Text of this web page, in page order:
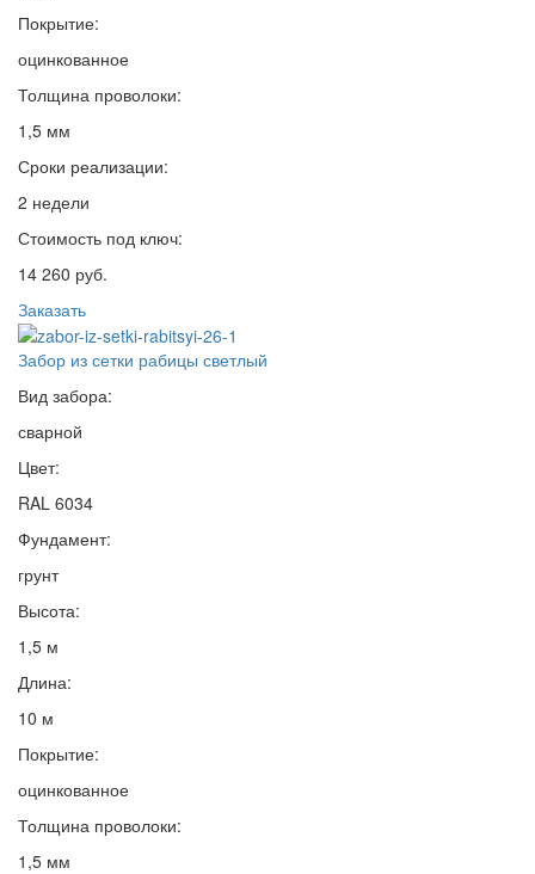
Покрытие:
оцинкованное
Толщина проволоки:
1,5 мм
Сроки реализации:
2 недели
Стоимость под ключ:
14 260 руб.
Заказать
Забор из сетки рабицы светлый
Вид забора:
сварной
Цвет:
RAL 6034
Фундамент:
грунт
Высота:
1,5 м
Длина:
10 м
Покрытие:
оцинкованное
Толщина проволоки:
1,5 мм